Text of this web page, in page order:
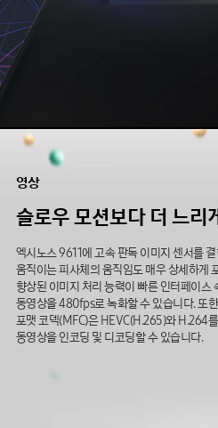
영상
슬로우모션보다 더 느리
엑시노스 9611에 고속 판독 이미지 센서를
움직이는 피사체의 움직임도 매우 상세하게
향상된 이미지 처리 능력이 빠른 인터페이
동영상을 480fps로 녹화할 수 있습니다. 또
포맷 코덱(MFC)은 HEVC(H.265)와 H.264
동영상을 인코딩 및 디코딩할 수 있습니다.